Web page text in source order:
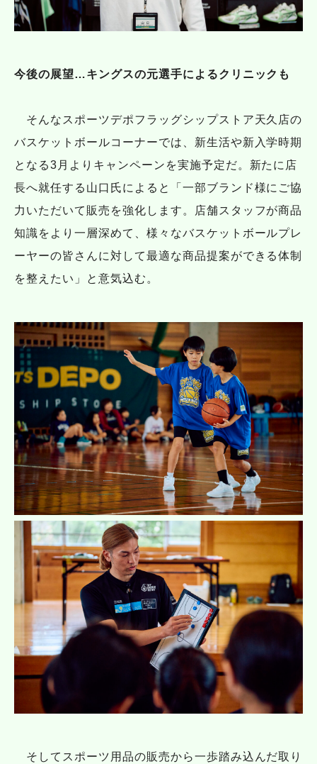
今後の展望…キングスの元選手によるクリニックも
そんなスポーツデポフラッグシップストア天久店の
バスケットボールコーナーでは、新生活や新入学時期
となる3月よりキャンペーンを実施予定だ。新たに店
長へ就任する山口氏によると「一部ブランド様にご協
力いただいて販売を強化します。店舗スタッフが商品
知識をより一層深めて、様々なバスケットボールプレ
ーヤーの皆さんに対して最適な商品提案ができる体制
を整えたい」と意気込む。
そしてスポーツ用品の販売から一歩踏み込んだ取り